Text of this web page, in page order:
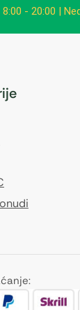
- 20:00 |